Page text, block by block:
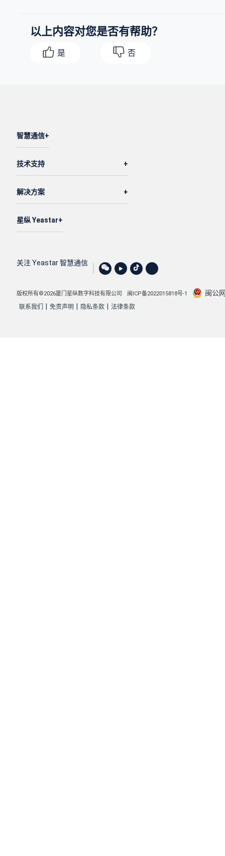
以上内容对您是否有帮助？
是 否
智慧通信
技术支持
解决方案
星纵 Yeastar
关注 Yeastar 智慧通信
版权所有©2026厦门星纵数字科技有限公司 闽ICP备2022015818号-1 闽公
联系我们 免责声明 隐私条款 法律条款